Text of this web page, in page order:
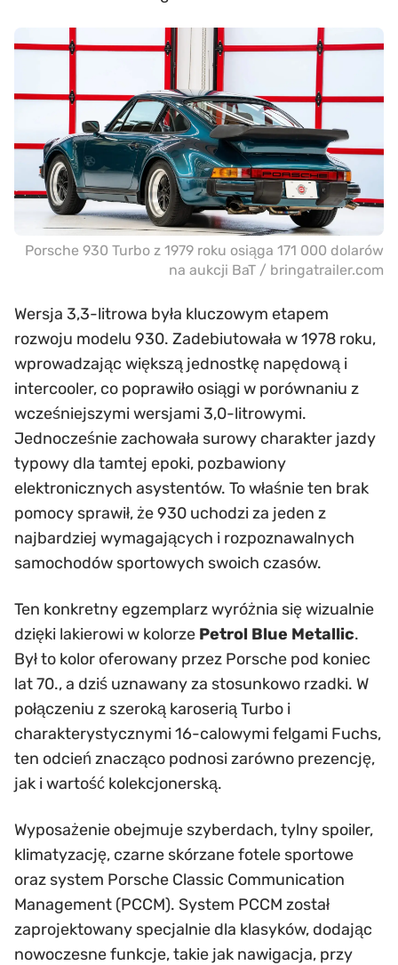
Porsche 930 Turbo z 1979 roku osiąga 171 000 dolarów
na aukcji BaT / bringatrailer.com
Wersja 3,3-litrowa była kluczowym etapem
rozwoju modelu 930. Zadebiutowała w 1978 roku,
wprowadzając większą jednostkę napędową i
intercooler, co poprawiło osiągi w porównaniu z
wcześniejszymi wersjami 3,0-litrowymi.
Jednocześnie zachowała surowy charakter jazdy
typowy dla tamtej epoki, pozbawiony
elektronicznych asystentów. To właśnie ten brak
pomocy sprawił, że 930 uchodzi za jeden z
najbardziej wymagających i rozpoznawalnych
samochodów sportowych swoich czasów.
Ten konkretny egzemplarz wyróżnia się wizualnie
dzięki lakierowi w kolorze Petrol Blue Metallic.
Był to kolor oferowany przez Porsche pod koniec
lat 70., a dziś uznawany za stosunkowo rzadki. W
połączeniu z szeroką karoserią Turbo i
charakterystycznymi 16-calowymi felgami Fuchs,
ten odcień znacząco podnosi zarówno prezencję,
jak i wartość kolekcjonerską.
Wyposażenie obejmuje szyberdach, tylny spoiler,
klimatyzację, czarne skórzane fotele sportowe
oraz system Porsche Classic Communication
Management (PCCM). System PCCM został
zaprojektowany specjalnie dla klasyków, dodając
nowoczesne funkcje, takie jak nawigacja, przy